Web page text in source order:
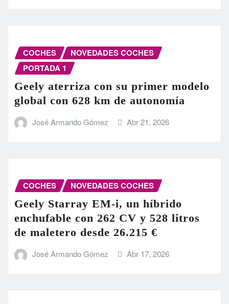
COCHES
NOVEDADES COCHES
PORTADA 1
Geely aterriza con su primer modelo
global con 628 km de autonomía
José Armando Gómez Abr 21, 2026
COCHES NOVEDADES COCHES
Geely Starray EM-i, un híbrido
enchufable con 262 CV y 528 litros
de maletero desde 26.215 €
José Armando Gómez Abr 17, 2026